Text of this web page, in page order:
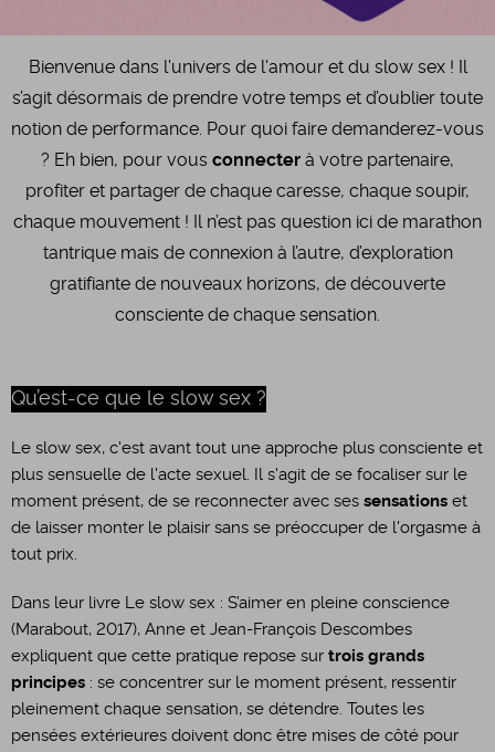
Bienvenue dans l'univers de l'amour et du slow sex ! Il
s’agit désormais de prendre votre temps et d’oublier toute
notion de performance. Pour quoi faire demanderez-vous
? Eh bien, pour vous connecter à votre partenaire,
profiter et partager de chaque caresse, chaque soupir,
chaque mouvement ! Il n’est pas question ici de marathon
tantrique mais de connexion à l’autre, d’exploration
gratifiante de nouveaux horizons, de découverte
consciente de chaque sensation.
Qu’est-ce que le slow sex ?
Le slow sex, c'est avant tout une approche plus consciente et
plus sensuelle de l'acte sexuel. Il s'agit de se focaliser sur le
moment présent, de se reconnecter avec ses sensations et
de laisser monter le plaisir sans se préoccuper de l'orgasme à
tout prix.
Dans leur livre Le slow sex : S’aimer en pleine conscience
(Marabout, 2017), Anne et Jean-François Descombes
expliquent que cette pratique repose sur trois grands
principes : se concentrer sur le moment présent, ressentir
pleinement chaque sensation, se détendre. Toutes les
pensées extérieures doivent donc être mises de côté pour